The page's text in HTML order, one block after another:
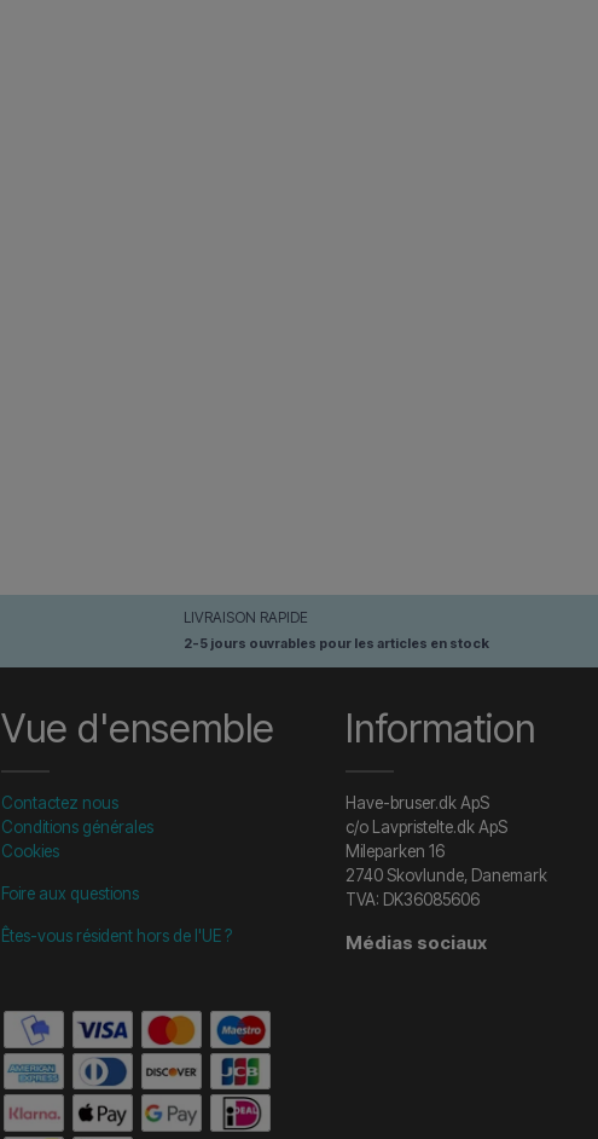
LIVRAISON RAPIDE
2-5 jours ouvrables pour les articles en stock
Vue d'ensemble
Contactez nous
Conditions générales
Cookies
Foire aux questions
Êtes-vous résident hors de l'UE ?
Information
Have-bruser.dk ApS
c/o Lavpristelte.dk ApS
Mileparken 16
2740 Skovlunde, Danemark
TVA: DK36085606
Médias sociaux